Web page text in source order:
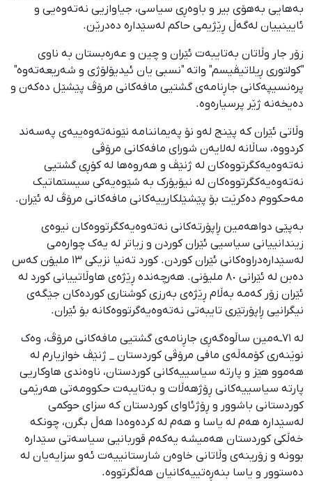
به‌هایی به‌هۆی بیر و باوه‌ڕی سیاسی، جیاوازیی نه‌ته‌وه‌یی و
ئایینییان له‌گه‌ڵ ڕێژیمی حاکم له‌سێداره ‌ده‌درێن.
زۆر جار وڵاتان به‌تایبه‌ت ئێران و چین و عه‌ره‌بستان به‌ ناوی
"کولتوری ڕیلاتیڤیسم" واته‌ "نسبی یان ئیدیۆلۆژی و شه‌ریعه‌ته‌وه‌"
پره‌نسیپه‌کانی جاڕنامه‌ی گشتیی مافه‌کانی مرۆڤ پێشێل ده‌که‌ن و
ده‌یخه‌نه‌ ژێر پرسیاره‌وه‌.
وڵاتی ئێران که‌ پێنج له‌و نۆ په‌یماننامه‌ نێونه‌ته‌وه‌ییه‌ی په‌سه‌ند
کردووه‌، ساڵانه‌ له‌لایه‌ن شورای مافه‌کانی مرۆڤی
نه‌ته‌وه‌یه‌کگرتووه‌کان له‌ ژنێڤ و هه‌روه‌ها له‌ کۆڕی گشتیی
نه‌ته‌وه‌یه‌کگرتووه‌کان له‌ نیۆیۆرک به‌ شێوه‌یه‌کی سیستماتیک
مه‌حکووم ده‌کرێت بۆ پێشێلکارییه‌کانی مافه‌کانی مرۆڤ له‌ ئێران.
به‌پێی دواهەمین ڕاپۆرته‌کانی نه‌ته‌وە‌یه‌کگرتووه‌کان نیوه‌ی
زیندانییانی سیاسیی ئێران کوردن و زیاتر لە یه‌ک چواره‌می
له‌سێداره‌دراوه‌کانی ئێران کوردن. کورد تەنیا نزیکی ١٣ ملیۆن که‌س
ده‌بن له‌ ئێرانی ٨٠ ملیۆنی. هه‌رچه‌نده‌ ڕێژه‌ی هاوڵاتییانی کورد له‌
ئێران زۆر که‌مه‌ بەڵام ڕێژه‌ی به‌رزی کوشتاری کورده‌کان جێگه‌ی
نیگرانیی ڕاپۆرتێری تایبه‌تی نه‌ته‌وه‌یه‌گرتووه‌کانه‌ بۆ ئێران‌.
له‌ ٧١ـە‌مین ساڵوه‌گه‌ڕی جاڕنامه‌ی گشتیی مافه‌کانی مرۆڤ، وه‌ک
نوێنه‌ری کۆمه‌ڵه‌ی مافی مرۆڤی کوردستان _ ژنێڤ خوازیارم له‌
هه‌موو هێز و پارته‌ سیاسییه‌کانی کوردستان، ناوەندی هاوکاریی
پارتە سیاسییەکانی ڕۆژهەڵات و به‌تایبه‌ت حکوومه‌تی هه‌رێمی
کوردستانی باشوور و ڕۆژئاوای کوردستان کە سزای حوکمی
له‌سێداره‌ هه‌م له‌ یاسا و هه‌م له‌ کرده‌وه‌دا هه‌ڵ بگرن، چونکه‌
خه‌ڵکی کوردستان هه‌میشه‌ یه‌که‌م قوربانیی سیاسه‌تی سێداره‌
بوونه‌ و زۆرینه‌ی وڵاتانی خاوه‌ن شارستانییه‌ت ئه‌و سزایه‌یان له‌
ده‌ستوور و یاسا بنه‌ڕه‌تییه‌کانیان هه‌ڵگرتووه‌.